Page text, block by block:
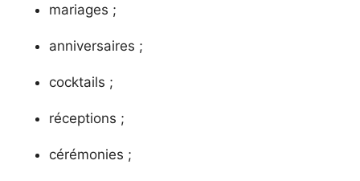
mariages ;
anniversaires ;
cocktails ;
réceptions ;
cérémonies ;